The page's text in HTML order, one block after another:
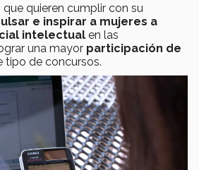
quieren cumplir con su
e inspirar a mujeres a
intelectual en las
una mayor participación de
tipo de concursos.